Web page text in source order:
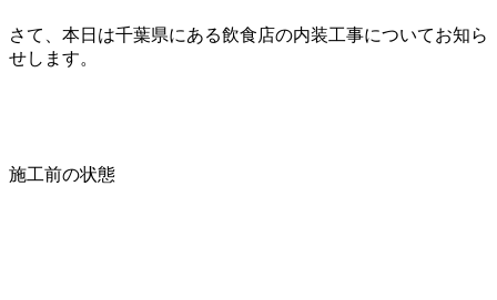
さて、本日は千葉県にある飲食店の内装工事についてお知ら
せします。
施工前の状態